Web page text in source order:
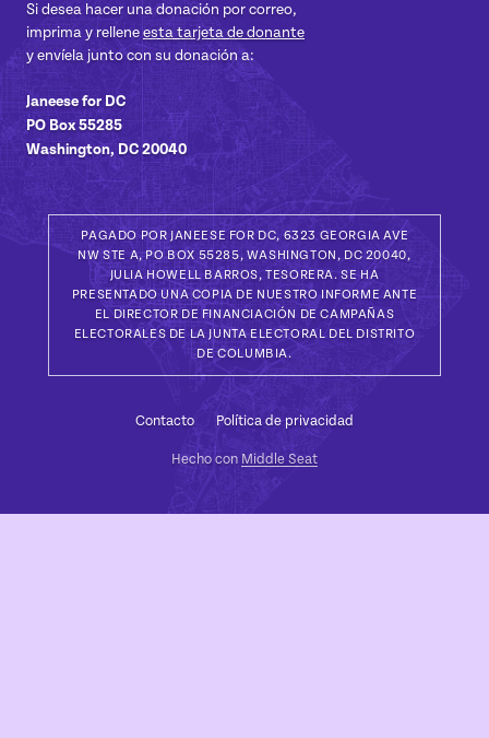
Si desea hacer una donación por correo,
imprima y rellene esta tarjeta de donante
y envíela junto con su donación a:
Janeese for DC
PO Box 55285
Washington, DC 20040
PAGADO POR JANEESE FOR DC, 6323 GEORGIA AVE
NW STE A, PO BOX 55285, WASHINGTON, DC 20040,
JULIA HOWELL BARROS, TESORERA. SE HA
PRESENTADO UNA COPIA DE NUESTRO INFORME ANTE
EL DIRECTOR DE FINANCIACIÓN DE CAMPAÑAS
ELECTORALES DE LA JUNTA ELECTORAL DEL DISTRITO
DE COLUMBIA.
Contacto Política de privacidad
Hecho con Middle Seat